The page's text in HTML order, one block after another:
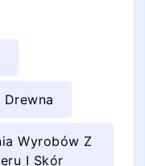
Wyrobów Z
I Skór